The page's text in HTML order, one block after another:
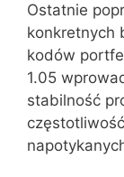
Ostatnie
konkretnych
kodów
1.05
stabilność